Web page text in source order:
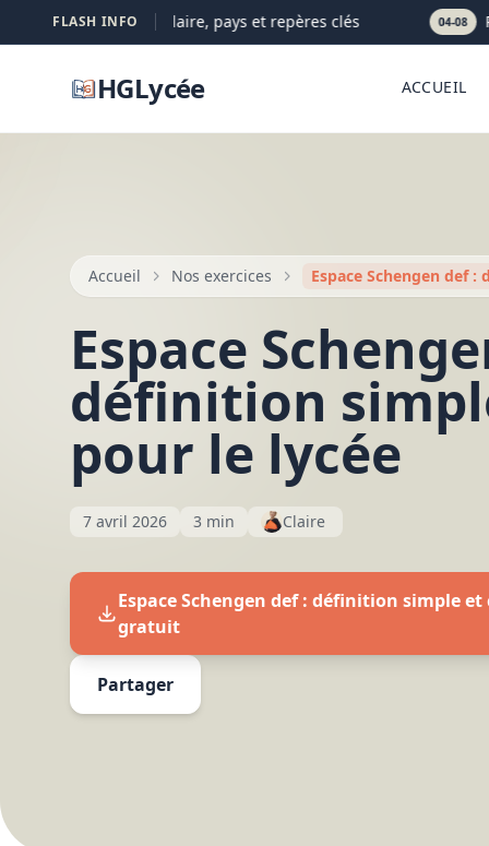
FLASH INFO
: définition claire, pays et repères clés 04-08
HGLycée ACCUEIL
Accueil Nos exercices Espace Schengen def
Espace
définition
pour le lycée
7 avril 2026 3 min Claire
Espace Schengen def : définition simple
gratuit
Partager